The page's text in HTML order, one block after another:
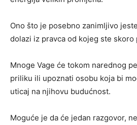
Ono što je posebno zanimljivo
dolazi iz pravca od kojeg ste skoro
Mnoge Vage će tokom narednog
priliku ili upoznati osobu koja bi
uticaj na njihovu budućnost.
Moguće je da će jedan razgovor,